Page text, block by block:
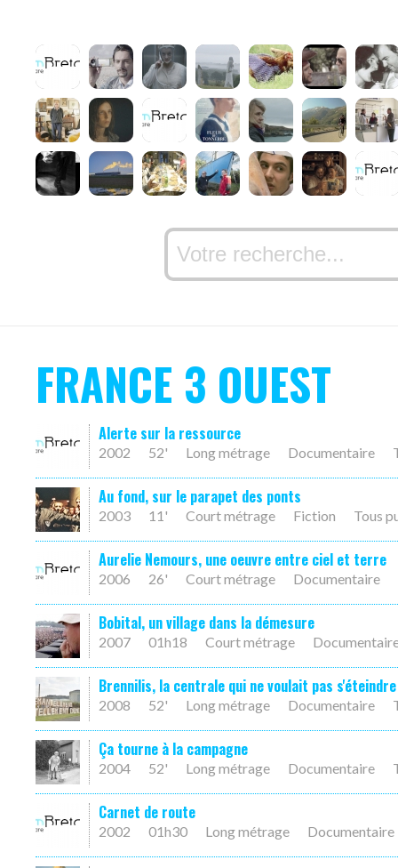
FRANCE 3 OUEST
Alerte sur la ressource
2002 52' Long métrage Documentaire
Au fond, sur le parapet des ponts
2003 11' Court métrage Fiction Tous
Aurelie Nemours, une oeuvre entre ciel et terre
2006 26' Court métrage Documentaire
Bobital, un village dans la démesure
2007 01h18 Court métrage
Brennilis, la centrale qui ne voulait pas s'éteindre
2008 52' Long métrage Documentaire
Ça tourne à la campagne
2004 52' Long métrage Documentaire
Carnet de route
2002 01h30 Long métrage Documentaire